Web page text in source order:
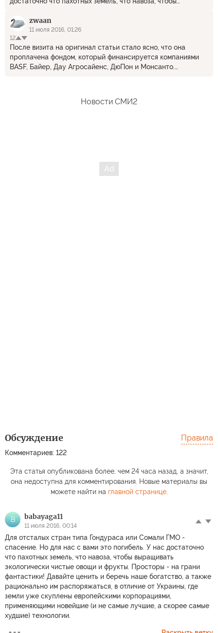
Просторы - на грани фантастики! Давайте ценить и беречь
наше богатство, а также рационально им распоряжаться, в
отличие от Украины, где земли уже скуплены европейскими
корпорациями, применяющими новейшие (и не самые
лучшие, а скорее самые худшие) технологии.
zwaan
11 июля 2016, 01:26
12
После визита на оригинал статьи стало ясно, что она
проплачена фондом, который финансируется компаниями
BASF, Байер, Дау Агросайенс, ДюПон и Монсанто.
Новости СМИ2
Обсуждение
Комментариев: 122
Правила
Эта статья опубликована более, чем 24 часа назад, а значит,
она недоступна для комментирования. Новые материалы вы
можете найти на главной странице.
B babayaga11
11 июля 2016, 00:14
Для отсталых стран типа Гондураса или Сомали ГМО -
спасение. Но для нас с вами это погибель. У нас достаточно
что пахотных земель, что навоза, чтобы выращивать
экологически чистые овощи и фрукты. Просторы - на грани
фантастики! Давайте ценить и беречь наше богатство, а также
рационально им распоряжаться, в отличие от Украины, где
земли уже скуплены европейскими корпорациями,
применяющими новейшие (и не самые лучшие, а скорее самые
худшие) технологии.